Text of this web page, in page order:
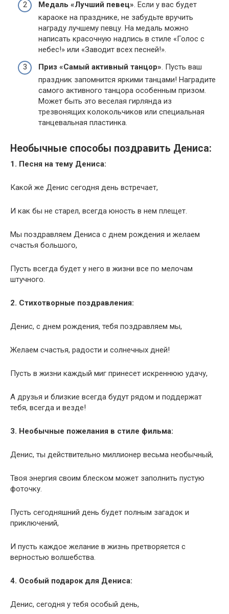
Медаль «Лучший певец». Если у вас будет
караоке на празднике, не забудьте вручить
награду лучшему певцу. На медаль можно
написать красочную надпись в стиле «Голос с
небес!» или «Заводит всех песней!».
Приз «Самый активный танцор». Пусть ваш
праздник запомнится яркими танцами! Наградите
самого активного танцора особенным призом.
Может быть это веселая гирлянда из
трезвонящих колокольчиков или специальная
танцевальная пластинка.
Необычные способы поздравить Дениса:
1. Песня на тему Дениса:
Какой же Денис сегодня день встречает,
И как бы не старел, всегда юность в нем плещет.
Мы поздравляем Дениса с днем рождения и желаем
счастья большого,
Пусть всегда будет у него в жизни все по мелочам
штучного.
2. Стихотворные поздравления:
Денис, с днем рождения, тебя поздравляем мы,
Желаем счастья, радости и солнечных дней!
Пусть в жизни каждый миг принесет искреннюю удачу,
А друзья и близкие всегда будут рядом и поддержат
тебя, всегда и везде!
3. Необычные пожелания в стиле фильма:
Денис, ты действительно миллионер весьма необычный,
Твоя энергия своим блеском может заполнить пустую
фоточку.
Пусть сегодняшний день будет полным загадок и
приключений,
И пусть каждое желание в жизнь претворяется с
верностью волшебства.
4. Особый подарок для Дениса:
Денис, сегодня у тебя особый день,